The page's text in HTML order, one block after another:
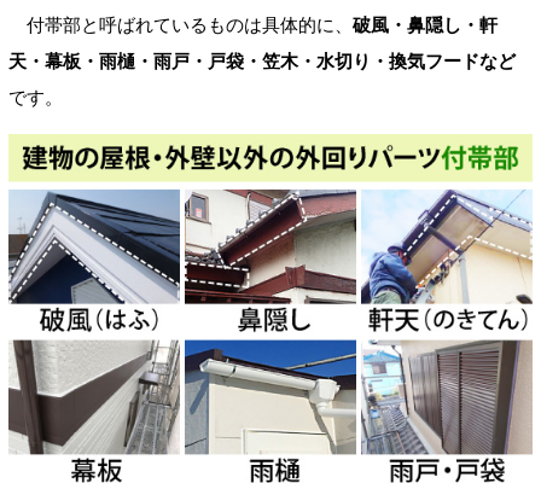
付帯部と呼ばれているものは具体的に、 破風・鼻隠し・軒
天・幕板・雨樋・雨戸・戸袋・笠木・水切り・換気フードなど
です。